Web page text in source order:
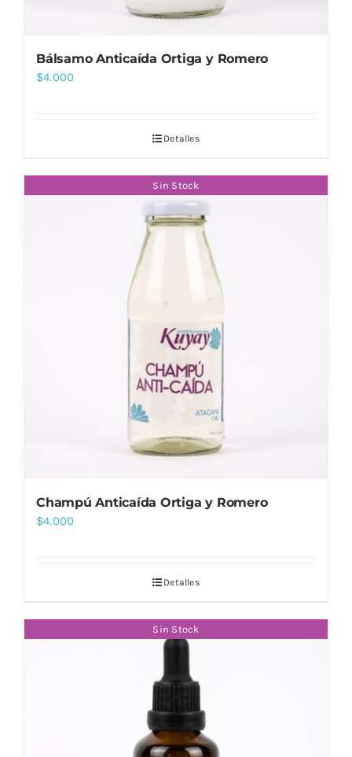
Bálsamo Anticaída Ortiga y Romero
$4.000
Detalles
Sin Stock
Champú Anticaída Ortiga y Romero
$4.000
Detalles
Sin Stock